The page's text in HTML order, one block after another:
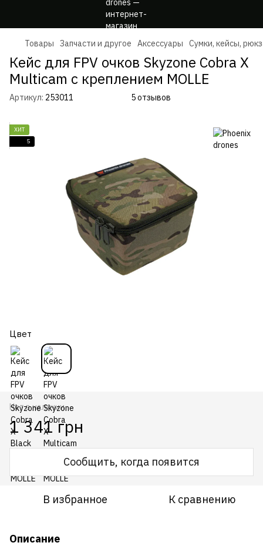
Товары Запчасти и другое Аксессуары Сумки, кейсы,
Кейс для FPV очков Skyzone Cobra X
Multicam с креплением MOLLE
Артикул: 253011 5 отзывов
ХИТ
5
Цвет
Нет в наличии
1 341 грн
Сообщить, когда появится
В избранное К сравнению
Описание